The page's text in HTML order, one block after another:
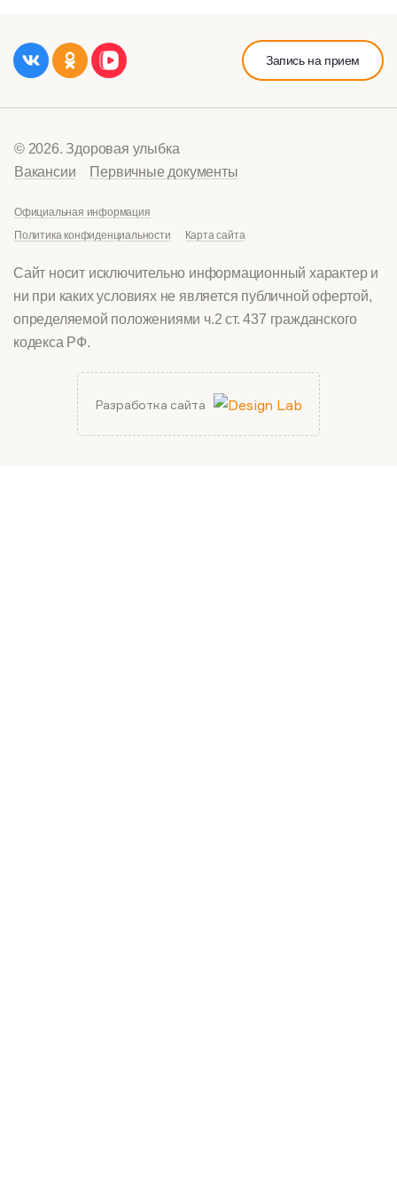
Запись на прием
© 2026. Здоровая улыбка
Вакансии
Первичные документы
Официальная информация
Политика конфиденциальности
Карта сайта
Сайт носит исключительно информационный характер и
ни при каких условиях не является публичной офертой,
определяемой положениями ч.2 ст. 437 гражданского
кодекса РФ.
Разработка сайта